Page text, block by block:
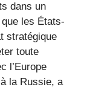
dans un
les États-
stratégique
toute
l’Europe
la Russie, a